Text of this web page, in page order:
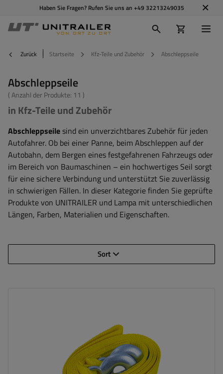
Haben Sie Fragen? Rufen Sie uns an +49 32213249035
Zurück Startseite Kfz-Teile und Zubehör Abschleppseile
Abschleppseile
( Anzahl der Produkte: 11 )
in Kfz-Teile und Zubehör
Abschleppseilesind ein unverzichtbares Zubehör für jeden
Autofahrer. Ob bei einer Panne, beim Abschleppen auf der
Autobahn, dem Bergen eines festgefahrenen Fahrzeugs oder
im Bereich von Baumaschinen – ein hochwertiges Seil sorgt
für eine sichere Verbindung und unterstützt Sie zuverlässig
in schwierigen Fällen. In dieser Kategorie finden Sie geprüfte
Produkte von UNITRAILER und Lampa mit unterschiedlichen
Längen, Farben, Materialien und Eigenschaften.
Sort
50 mm